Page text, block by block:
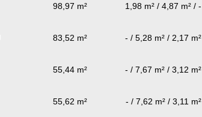
98,97 m² 1,98 m² / 4,87 m² / -
83,52 m² - / 5,28 m² / 2,17 m²
55,44 m² - / 7,67 m² / 3,12 m²
55,62 m² - / 7,62 m² / 3,11 m²